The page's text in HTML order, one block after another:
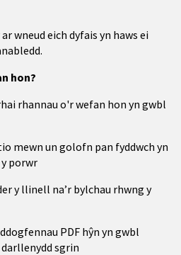
wneud eich dyfais yn haws ei
hon?
rhannau o'r wefan hon yn gwbl
mewn un golofn pan fyddwch yn
porwr
y llinell na’r bylchau rhwng y
PDF hŷn yn gwbl
sgrin